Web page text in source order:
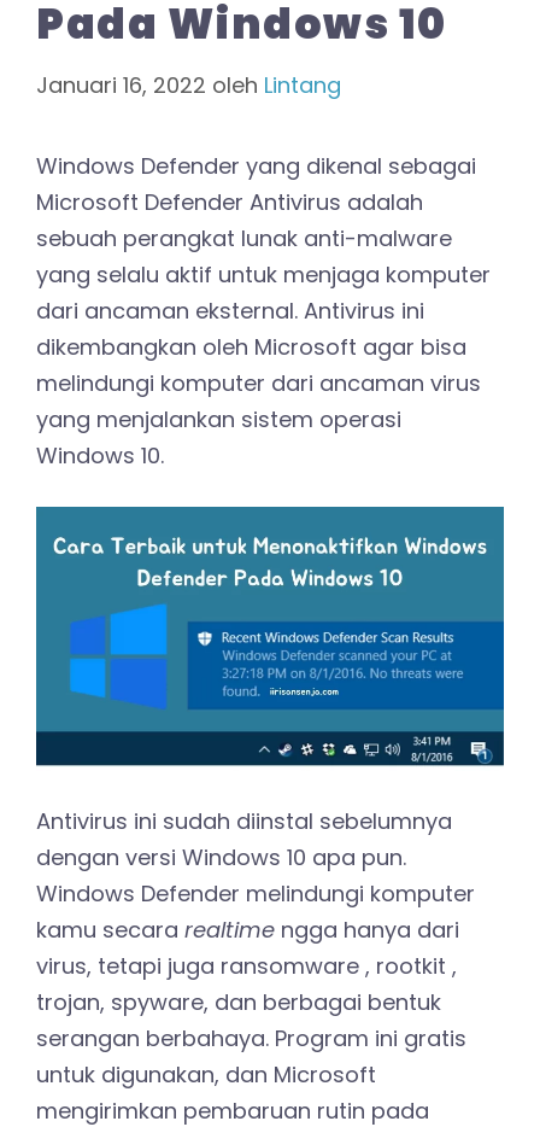
Pada Windows 10
Januari 16, 2022 oleh Lintang
Windows Defender yang dikenal sebagai
Microsoft Defender Antivirus adalah
sebuah perangkat lunak anti-malware
yang selalu aktif untuk menjaga komputer
dari ancaman eksternal. Antivirus ini
dikembangkan oleh Microsoft agar bisa
melindungi komputer dari ancaman virus
yang menjalankan sistem operasi
Windows 10.
Antivirus ini sudah diinstal sebelumnya
dengan versi Windows 10 apa pun.
Windows Defender melindungi komputer
kamu secara realtime ngga hanya dari
virus, tetapi juga ransomware , rootkit ,
trojan, spyware, dan berbagai bentuk
serangan berbahaya. Program ini gratis
untuk digunakan, dan Microsoft
mengirimkan pembaruan rutin pada